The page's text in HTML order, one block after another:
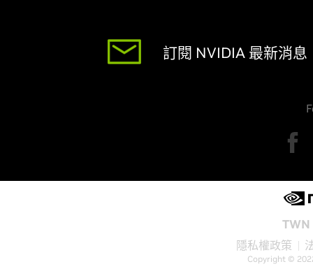
訂閱 NVIDIA 最新消息
隱私權政策
Copyright ©